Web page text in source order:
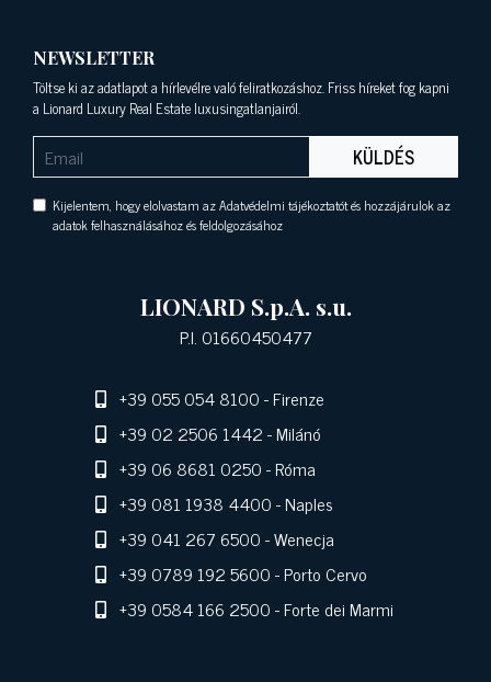
NEWSLETTER
Töltse ki az adatlapot a hírlevélre való feliratkozáshoz. Friss híreket fog kapni
a Lionard Luxury Real Estate luxusingatlanjairól.
KÜLDÉS
Kijelentem, hogy elolvastam az Adatvédelmi tájékoztatót és hozzájárulok az
adatok felhasználásához és feldolgozásához
LIONARD S.p.A. s.u.
P.I. 01660450477
+39 055 054 8100- Firenze
+39 02 2506 1442- Milánó
+39 06 8681 0250- Róma
+39 081 1938 4400- Naples
+39 041 267 6500- Wenecja
+39 0789 192 5600- Porto Cervo
+39 0584 166 2500- Forte dei Marmi